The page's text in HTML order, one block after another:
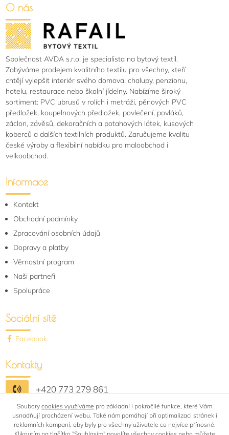
O nás
Společnost AVDA s.r.o. je specialista na bytový textil.
Zabýváme prodejem kvalitního textilu pro všechny, kteří
chtějí vylepšit interiér svého domova, chalupy, penzionu,
hotelu, restaurace nebo školní jídelny. Nabízíme široký
sortiment: PVC ubrusů v rolích i metráži, pěnových PVC
předložek, koupelnových předložek, povlečení, povláků,
záclon, závěsů, dekoračních a potahových látek, kusových
koberců a dalších textilních produktů. Zaručujeme kvalitu
české výroby a flexibilní nabídku pro maloobchod i
velkoobchod.
Informace
Kontakt
Obchodní podmínky
Zpracování osobních údajů
Dopravy a platby
Věrnostní program
Naši partneři
Spolupráce
Sociální sítě
Facebook
Kontakty
+420 773 279 861
shop@bytovytextil-rafail.cz
Soubory cookies využíváme pro základní i pokročilé funkce, které Vám
usnadňují procházení webu. Také nám pomáhají při optimalizaci stránek i
reklamních kampaní, aby byly pro všechny uživatele co nejvíce přínosné.